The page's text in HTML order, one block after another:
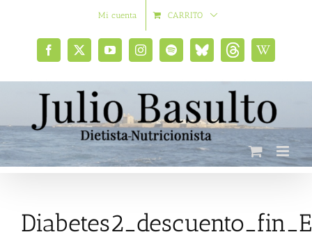
Mi cuenta CARRITO
Facebook
X YouTubeInstagramSpotifyBluesky
social
ThreadsWikipedia